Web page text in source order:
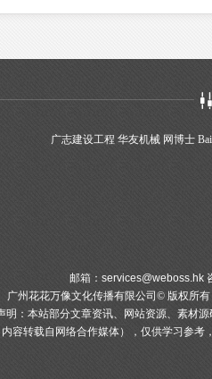
广志建设工程 华友机械 网博士
邮箱： services@weboss.hk
广州花花万像文化传播有限公司© 版权所有
明：本站部分文章资讯、网站资源、素材
内容转载自网络合作媒体），仅供学习参